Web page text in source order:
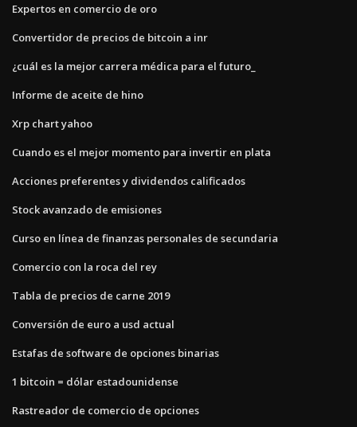
Expertos en comercio de oro
Convertidor de precios de bitcoin a inr
¿cuál es la mejor carrera médica para el futuro_
Informe de aceite de hino
Xrp chart yahoo
Cuando es el mejor momento para invertir en plata
Acciones preferentes y dividendos calificados
Stock avanzado de emisiones
Curso en línea de finanzas personales de secundaria
Comercio con la roca del rey
Tabla de precios de carne 2019
Conversión de euro a usd actual
Estafas de software de opciones binarias
1 bitcoin = dólar estadounidense
Rastreador de comercio de opciones